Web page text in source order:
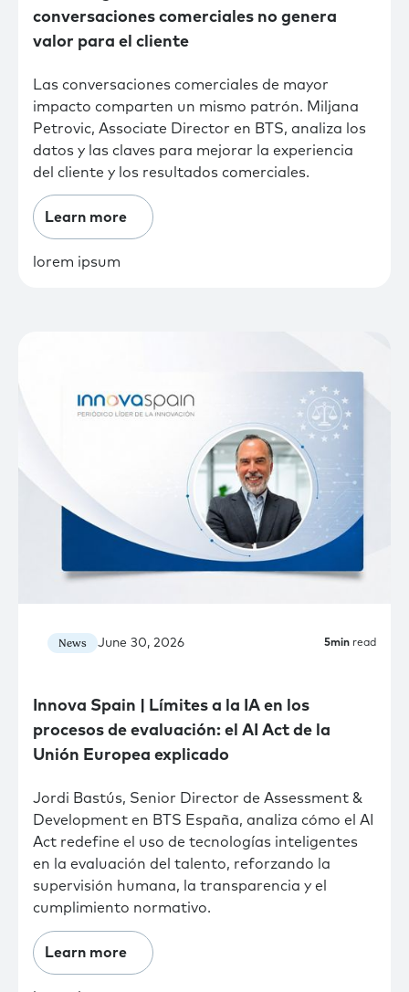
conversaciones comerciales no genera
valor para el cliente
Las conversaciones comerciales de mayor
impacto comparten un mismo patrón. Miljana
Petrovic, Associate Director en BTS, analiza los
datos y las claves para mejorar la experiencia
del cliente y los resultados comerciales.
Learn more
lorem ipsum
News June 30, 2026 5min read
Innova Spain | Límites a la IA en los
procesos de evaluación: el AI Act de la
Unión Europea explicado
Jordi Bastús, Senior Director de Assessment &
Development en BTS España, analiza cómo el AI
Act redefine el uso de tecnologías inteligentes
en la evaluación del talento, reforzando la
supervisión humana, la transparencia y el
cumplimiento normativo.
Learn more